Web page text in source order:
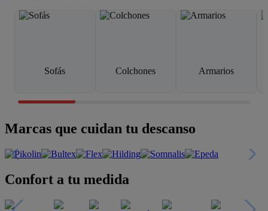
Sofás Colchones Armarios
Marcas que cuidan tu descanso
Confort a tu medida